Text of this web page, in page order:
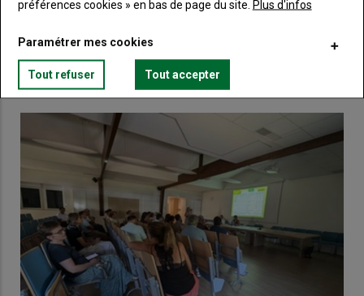
Lien Créez un compte
VOUS AIMEREZ AUSSI
préférences cookies » en bas de page du site. Plus d'infos
Paramétrer mes cookies
Tout refuser Tout accepter